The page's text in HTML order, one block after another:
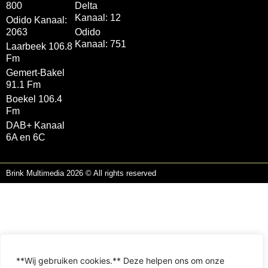
**Wij gebruiken cookies.** Deze helpen ons om onze
800
Odido Kanaal:
2063
Laarbeek 106.8
Fm
Gemert-Bakel
91.1 Fm
Boekel 106.4
Fm
DAB+ Kanaal
6A en 6C
Delta
Kanaal: 12
Odido
Kanaal: 751
Brink Multimedia 2026 © All rights reserved